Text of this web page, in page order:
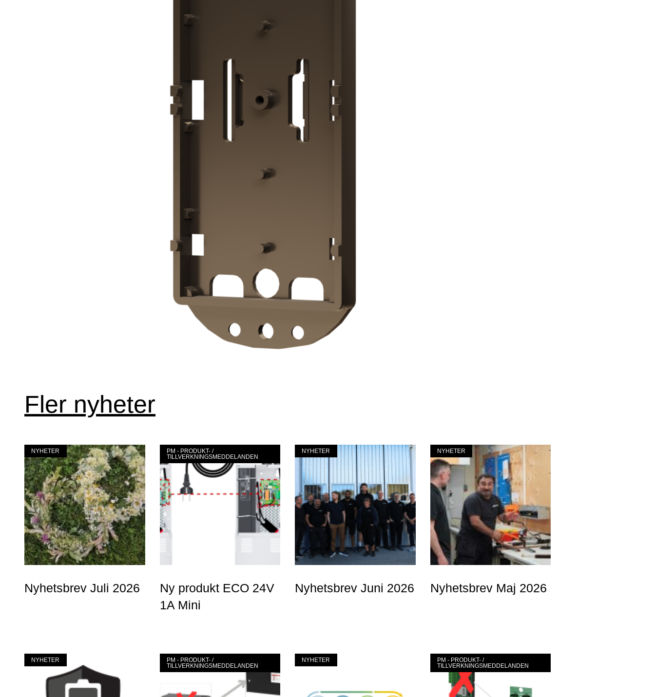
Fler nyheter
NYHETER
Nyhetsbrev Juli 2026
PM - PRODUKT- /
TILLVERKNINGSMEDDELANDEN
Ny produkt ECO 24V
1A Mini
NYHETER
Nyhetsbrev Juni 2026
NYHETER
Nyhetsbrev Maj 2026
NYHETER
PM - PRODUKT- /
TILLVERKNINGSMEDDELANDEN
NYHETER
PM - PRODUKT- /
TILLVERKNINGSMEDDELANDEN